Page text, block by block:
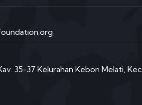
35-37 Kelurahan Kebon Melati,